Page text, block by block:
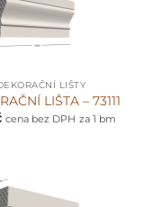
LIŠTY
LIŠTA – 73111
cena bez DPH za 1 bm